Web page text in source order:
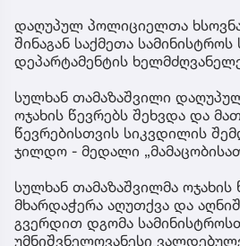
დაღუპულ პოლიციელთა
შინაგან საქმეთა სამინისტროს
დეპარტამენტის
სულხან თამაზაშვილი
ოჯახის წევრებს შეხვდა და
წევრებისთვის სიკვდილის
ჯილდო - მედალი
სულხან თამაზაშვილმა ოჯახის
მხარდაჭერა აღუთქვა და
გვერდით დგომა
უმნიშვნელოვანესი